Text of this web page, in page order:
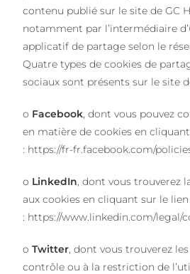
contenu publié sur le site de GC
notamment par l’intermédiaire
applicatif de partage selon le
Quatre types de cookies de
sociaux sont présents sur le site
o Facebook, dont vous pouvez
en matière de cookies en
: https://fr-fr.facebook.com/
o LinkedIn, dont vous trouverez
aux cookies en cliquant sur le
: https://www.linkedin.com/legal/
oTwitter, dont vous trouverez
contrôle ou à la restriction de